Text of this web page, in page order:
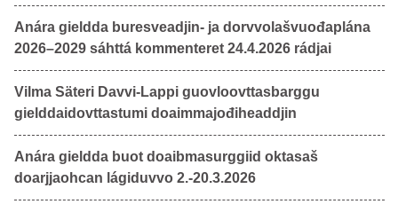
Anára gieldda buresveadjin- ja dorvvolašvuođaplána
2026–2029 sáhttá kommenteret 24.4.2026 rádjai
Vilma Säteri Davvi-Lappi guovloovttasbarggu
gielddaidovttastumi doaimmajođiheaddjin
Anára gieldda buot doaibmasurggiid oktasaš
doarjjaohcan lágiduvvo 2.-20.3.2026